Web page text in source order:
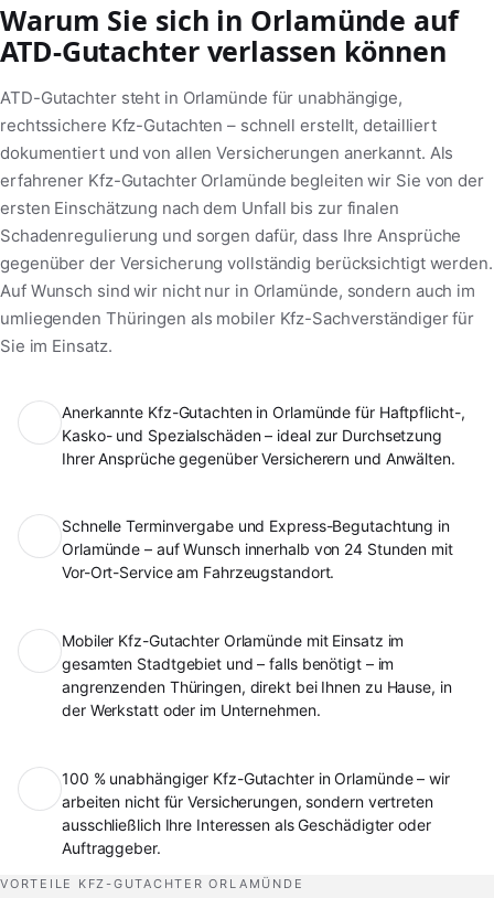
Warum Sie sich in Orlamünde auf
ATD-Gutachter verlassen können
ATD-Gutachter steht in Orlamünde für unabhängige,
rechtssichere Kfz-Gutachten – schnell erstellt, detailliert
dokumentiert und von allen Versicherungen anerkannt. Als
erfahrener Kfz-Gutachter Orlamünde begleiten wir Sie von der
ersten Einschätzung nach dem Unfall bis zur finalen
Schadenregulierung und sorgen dafür, dass Ihre Ansprüche
gegenüber der Versicherung vollständig berücksichtigt werden.
Auf Wunsch sind wir nicht nur in Orlamünde, sondern auch im
umliegenden Thüringen als mobiler Kfz-Sachverständiger für
Sie im Einsatz.
Anerkannte Kfz-Gutachten in Orlamünde für Haftpflicht-,
Kasko- und Spezialschäden – ideal zur Durchsetzung
Ihrer Ansprüche gegenüber Versicherern und Anwälten.
Schnelle Terminvergabe und Express-Begutachtung in
Orlamünde – auf Wunsch innerhalb von 24 Stunden mit
Vor-Ort-Service am Fahrzeugstandort.
Mobiler Kfz-Gutachter Orlamünde mit Einsatz im
gesamten Stadtgebiet und – falls benötigt – im
angrenzenden Thüringen, direkt bei Ihnen zu Hause, in
der Werkstatt oder im Unternehmen.
100 % unabhängiger Kfz-Gutachter in Orlamünde – wir
arbeiten nicht für Versicherungen, sondern vertreten
ausschließlich Ihre Interessen als Geschädigter oder
Auftraggeber.
VORTEILE KFZ-GUTACHTER ORLAMÜNDE